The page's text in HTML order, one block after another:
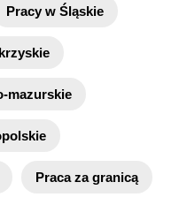
Pracy w Śląskie
mazurskie
Praca za granicą